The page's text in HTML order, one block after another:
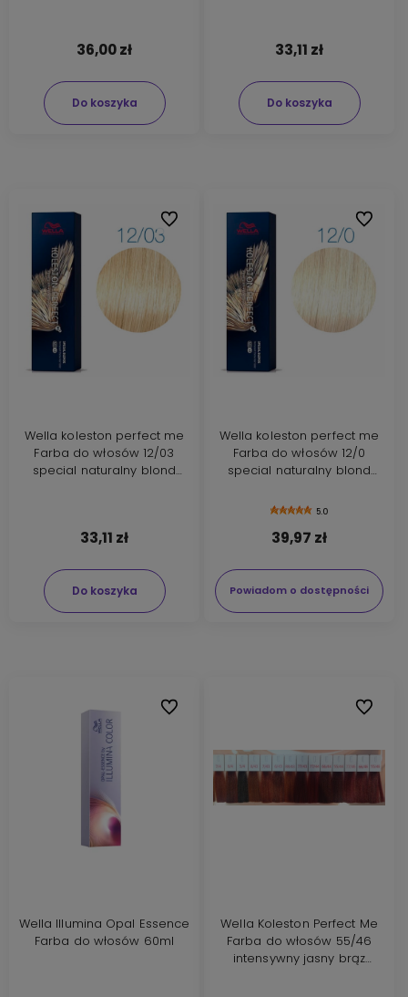
36,00 zł
Do koszyka
33,11 zł
Do koszyka
Wella koleston perfect me
Farba do włosów 12/03
special naturalny blond
33,11 zł
Do koszyka
Do ulubionych
Wella koleston perfect me
Farba do włosów 12/0
special naturalny blond
5.0
39,97 zł
Powiadom o dostępności
Do
Wella Illumina Opal Essence
Farba do włosów 60ml
Do ulubionych
Wella Koleston Perfect Me
Farba do włosów 55/46
intensywny jasny brąz
Do